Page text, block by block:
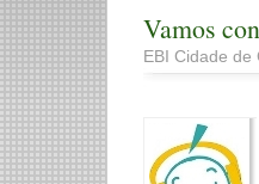
Vamos
EBI Cidade de